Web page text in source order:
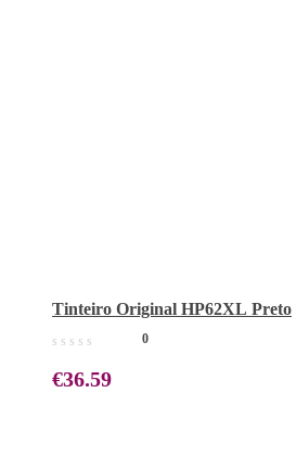
Tinteiro Original HP62XL Preto
0
€36.59